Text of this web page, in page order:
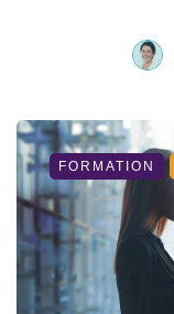
FORMATION